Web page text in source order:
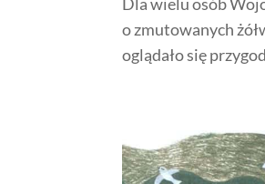
o zmutowanych
oglądało się